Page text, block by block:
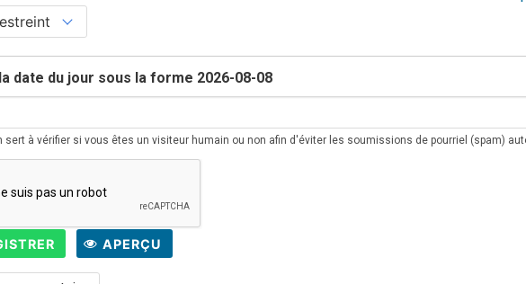
date du jour sous la forme 2026-08-08
sert à vérifier si vous êtes un visiteur humain ou non afin d'éviter les soumissions de pourriel (spam)
APERÇU